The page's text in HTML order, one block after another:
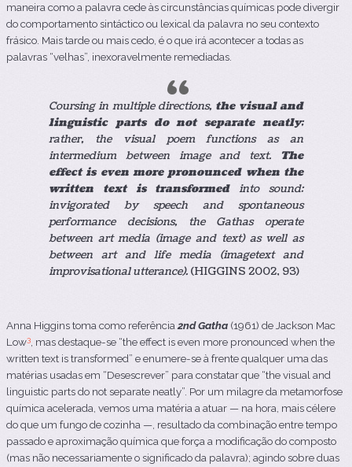
maneira como a palavra cede às circunstâncias químicas pode divergir
do comportamento sintáctico ou lexical da palavra no seu contexto
frásico. Mais tarde ou mais cedo, é o que irá acontecer a todas as
palavras “velhas”, inexoravelmente remediadas.
Coursing in multiple directions, the visual and
linguistic parts do not separate neatly;
rather, the visual poem functions as an
intermedium between image and text. The
effect is even more pronounced when the
written text is transformedinto sound:
invigorated by speech and spontaneous
performance decisions, the Gathasoperate
between art media (image and text) as well as
between art and life media (imagetext and
improvisational utterance). (HIGGINS 2002, 93)
Anna Higgins toma como referência2nd Gatha (1961) de Jackson Mac
Low3, mas destaque-se “the effect is even more pronounced when the
written text is transformed” e enumere-se à frente qualquer uma das
matérias usadas em “Desescrever” para constatar que “the visual and
linguistic parts do not separate neatly”. Por um milagre da metamorfose
química acelerada, vemos uma matéria a atuar — na hora, mais célere
do que um fungo de cozinha —, resultado da combinação entre tempo
passado e aproximação química que força a modificação do composto
(mas não necessariamente o significado da palavra); agindo sobre duas